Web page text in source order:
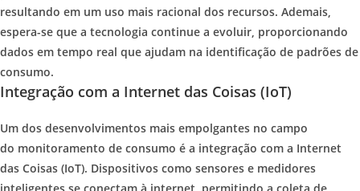
resultando em um uso mais racional dos recursos. Ademais,
espera-se que a tecnologia continue a evoluir, proporcionando
dados em tempo real que ajudam na identificação de padrões de
consumo.
Integração com a Internet das Coisas (IoT)
Um dos desenvolvimentos mais empolgantes no campo
do monitoramento de consumo é a integração com a Internet
das Coisas (IoT). Dispositivos como sensores e medidores
inteligentes se conectam à internet, permitindo a coleta de